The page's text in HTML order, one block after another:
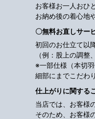
お客様お一人おひ
お納め後の着心地
〇無料お直しサー
初回のお仕立て以
（例：股上の調整
※一部仕様（本切
細部にまでこだわ
仕上がりに関する
当店では、お客様
そのため、お客様